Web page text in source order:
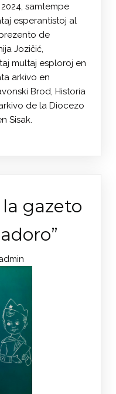
samtempe
esperantistoj al
de
Jozičić,
multaj esploroj en
arkivo en
Brod, Historia
de la Diocezo
Sisak.
gazeto